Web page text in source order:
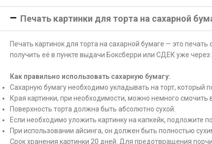
Печать картинки для торта на сахарной
Печать картинок для торта на сахарной бумаге — это
получить её в пункте выдачи Боксберри или СДЕК уже через
Как правильно использовать сахарную бумагу:
Сахарную бумагу необходимо укладывать на торт, который
Края картинки, при необходимости, можно немного смочить
Поверхность торта должна быть абсолютно сухой.
Если необходимо уложить картинку на капкейк, подложите
При использовании айсинга, он должен быть полностью
Срок хранения картинки 20 дней. Для предотвращения